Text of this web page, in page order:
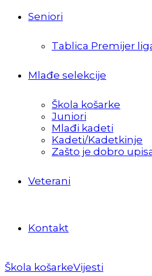
Seniori
Tablica Premijer
Mlađe selekcije
Škola košarke
Juniori
Mlađi kadeti
Kadeti/Kadetkinje
Zašto je dobro
Veterani
Kontakt
Škola košarkeVijesti